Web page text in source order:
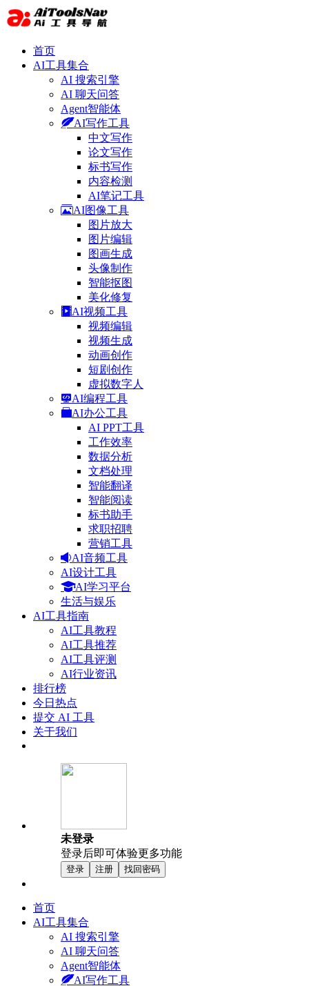
首页
AI工具集合
AI 搜索引擎
AI 聊天问答
Agent智能体
AI写作工具
中文写作
论文写作
标书写作
内容检测
AI笔记工具
AI图像工具
图片放大
图片编辑
图画生成
头像制作
智能抠图
美化修复
AI视频工具
视频编辑
视频生成
动画创作
短剧创作
虚拟数字人
AI编程工具
AI办公工具
AI PPT工具
工作效率
数据分析
文档处理
智能翻译
智能阅读
标书助手
求职招聘
营销工具
AI音频工具
AI设计工具
AI学习平台
生活与娱乐
AI工具指南
AI工具教程
AI工具推荐
AI工具评测
AI行业资讯
排行榜
今日热点
提交 AI 工具
关于我们
未登录
登录后即可体验更多功能
登录 注册 找回密码
首页
AI工具集合
AI 搜索引擎
AI 聊天问答
Agent智能体
AI写作工具